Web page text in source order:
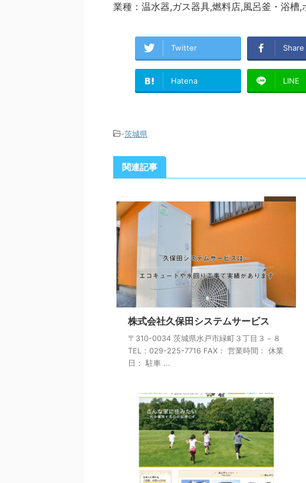
業種：温水器,ガス器具,燃料店,風呂釜・浴槽
Twitter Share
Hatena LINE
-茨城県
関連記事
株式会社久保田システムサービス
〒310-0034 茨城県水戸市緑町３丁目３－８
TEL：029-225-7716 FAX： 営業時間： 休業
日： 駐車 ...